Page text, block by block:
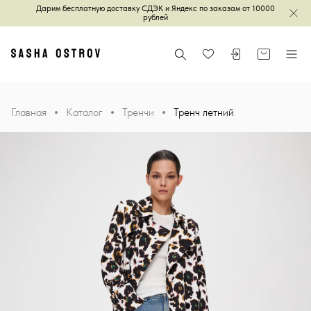
Дарим бесплатную доставку СДЭК и Яндекс по заказам от 10000
рублей
Главная Поиск ИзбранноеВойти илиКорзинаМеню
Главная Каталог Тренчи Тренч летний